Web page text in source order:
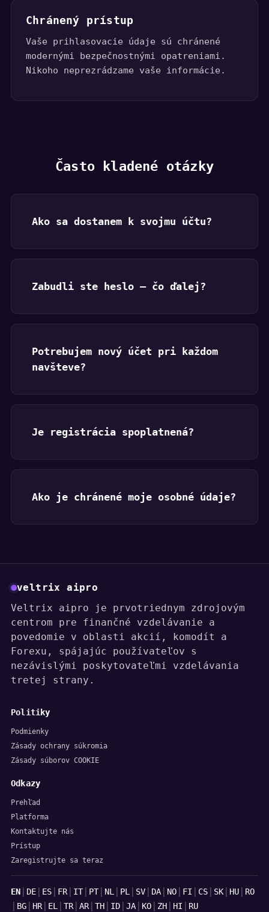
Chránený prístup
Vaše prihlasovacie údaje sú chránené
modernými bezpečnostnými opatreniami.
Nikoho neprezrádzame vaše informácie.
Často kladené otázky
Ako sa dostanem k svojmu účtu?
Zabudli ste heslo — čo ďalej?
Potrebujem nový účet pri každom
navšteve?
Je registrácia spoplatnená?
Ako je chránené moje osobné údaje?
veltrix aipro
Veltrix aipro je prvotriednym zdrojovým
centrom pre finančné vzdelávanie a
povedomie v oblasti akcií, komodít a
Forexu, spájajúc používateľov s
nezávislými poskytovateľmi vzdelávania
tretej strany.
Politiky
Podmienky
Zásady ochrany súkromia
Zásady súborov COOKIE
Odkazy
Prehľad
Platforma
Kontaktujte nás
Prístup
Zaregistrujte sa teraz
Jazyky
EN| DE| ES| FR| IT| PT| NL | PL | SV| DA| NO| FI CS| SK| HU| RO
BG| HR| EL | TR| AR| TH| ID| JA| KO| ZH| HI RU